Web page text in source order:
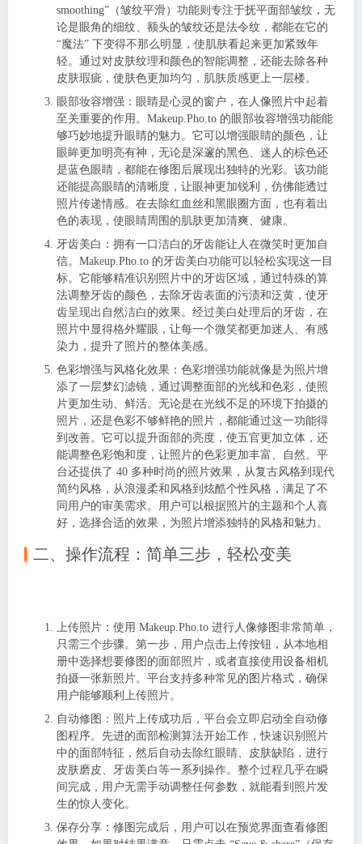
smoothing”（皱纹平滑）功能则专注于抚平面部皱纹，无
论是眼角的细纹、额头的皱纹还是法令纹，都能在它的
“魔法” 下变得不那么明显，使肌肤看起来更加紧致年
轻。通过对皮肤纹理和颜色的智能调整，还能去除各种
皮肤瑕疵，使肤色更加均匀，肌肤质感更上一层楼。
眼部妆容增强 ：眼睛是心灵的窗户，在人像照片中起着
至关重要的作用。Makeup.Pho.to 的眼部妆容增强功能能
够巧妙地提升眼睛的魅力。它可以增强眼睛的颜色，让
眼眸更加明亮有神，无论是深邃的黑色、迷人的棕色还
是蓝色眼睛，都能在修图后展现出独特的光彩。该功能
还能提高眼睛的清晰度，让眼神更加锐利，仿佛能透过
照片传递情感。在去除红血丝和黑眼圈方面，也有着出
色的表现，使眼睛周围的肌肤更加清爽、健康。
牙齿美白 ：拥有一口洁白的牙齿能让人在微笑时更加自
信。Makeup.Pho.to 的牙齿美白功能可以轻松实现这一目
标。它能够精准识别照片中的牙齿区域，通过特殊的算
法调整牙齿的颜色，去除牙齿表面的污渍和泛黄，使牙
齿呈现出自然洁白的效果。经过美白处理后的牙齿，在
照片中显得格外耀眼，让每一个微笑都更加迷人、有感
染力，提升了照片的整体美感。
色彩增强与风格化效果 ：色彩增强功能就像是为照片增
添了一层梦幻滤镜，通过调整面部的光线和色彩，使照
片更加生动、鲜活。无论是在光线不足的环境下拍摄的
照片，还是色彩不够鲜艳的照片，都能通过这一功能得
到改善。它可以提升面部的亮度，使五官更加立体，还
能调整色彩饱和度，让照片的色彩更加丰富、自然。平
台还提供了 40 多种时尚的照片效果，从复古风格到现代
简约风格，从浪漫柔和风格到炫酷个性风格，满足了不
同用户的审美需求。用户可以根据照片的主题和个人喜
好，选择合适的效果，为照片增添独特的风格和魅力。
二、操作流程：简单三步，轻松变美
上传照片 ：使用 Makeup.Pho.to 进行人像修图非常简单，
只需三个步骤。第一步，用户点击上传按钮，从本地相
册中选择想要修图的面部照片，或者直接使用设备相机
拍摄一张新照片。平台支持多种常见的图片格式，确保
用户能够顺利上传照片。
自动修图 ：照片上传成功后，平台会立即启动全自动修
图程序。先进的面部检测算法开始工作，快速识别照片
中的面部特征，然后自动去除红眼睛、皮肤缺陷，进行
皮肤磨皮、牙齿美白等一系列操作。整个过程几乎在瞬
间完成，用户无需手动调整任何参数，就能看到照片发
生的惊人变化。
保存分享 ：修图完成后，用户可以在预览界面查看修图